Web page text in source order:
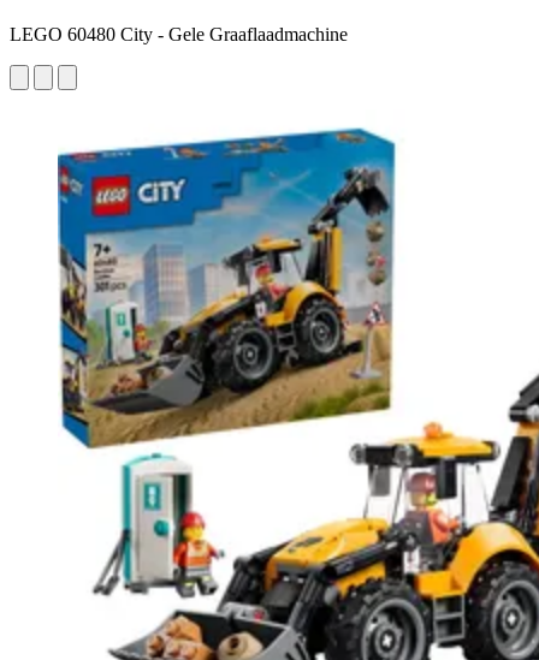
LEGO 60480 City - Gele Graaflaadmachine